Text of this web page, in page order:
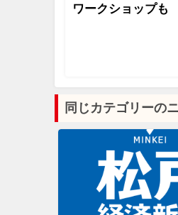
ワークショップも
同じカテゴリーの